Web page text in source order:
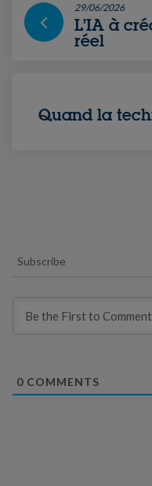
29/06/2026
L’IA à
réel
Quand la
Subscribe
0 COMMENTS